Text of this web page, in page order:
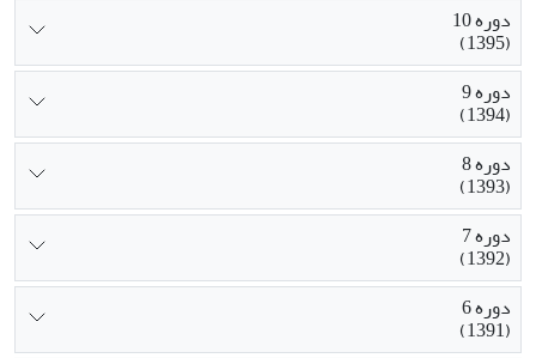
دوره 10
(1395)
دوره 9
(1394)
دوره 8
(1393)
دوره 7
(1392)
دوره 6
(1391)